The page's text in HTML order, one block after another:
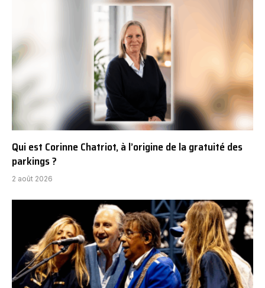
Qui est Corinne Chatriot, à l’origine de la gratuité des
parkings ?
2 août 2026